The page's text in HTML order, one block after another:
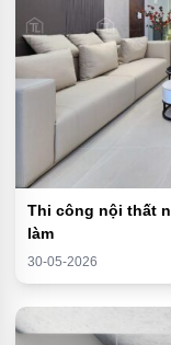
Thi công nội thất
làm
30-05-2026